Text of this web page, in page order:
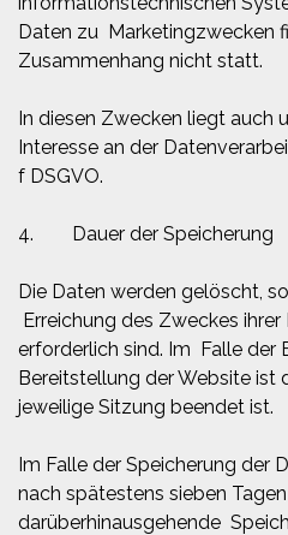
Daten zu Marketingzwecken
Zusammenhang nicht statt.
In diesen Zwecken liegt auch
Interesse an der
f DSGVO.
4. Dauer der Speicherung
Die Daten werden gelöscht,
Erreichung des Zweckes
erforderlich sind. Im Falle der
Bereitstellung der Website ist
jeweilige Sitzung beendet ist.
Im Falle der Speicherung der
nach spätestens sieben
darüberhinausgehende